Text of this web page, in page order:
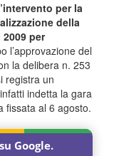
per la
della
per
l’approvazione del
la delibera n. 253
registra un
indetta la gara
fissata al 6 agosto.
Google.